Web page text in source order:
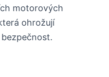
motorových
ohrožují